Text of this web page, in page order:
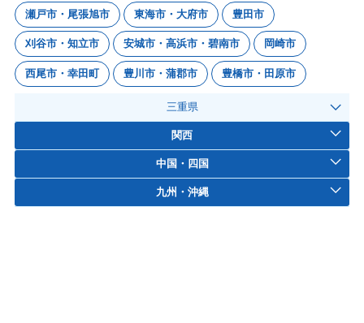
瀬戸市・尾張旭市 東海市・大府市 豊田市
刈谷市・知立市 安城市・高浜市・碧南市 岡崎市
西尾市・幸田町 豊川市・蒲郡市 豊橋市・田原市
三重県
関西
中国・四国
九州・沖縄